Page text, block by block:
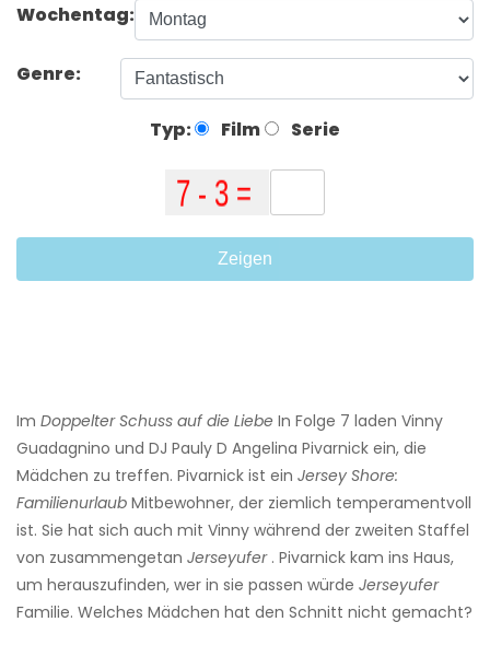
Wochentag:
Genre:
Typ: Film Serie
Zeigen
Im Doppelter Schuss auf die Liebe In Folge 7 laden Vinny
Guadagnino und DJ Pauly D Angelina Pivarnick ein, die
Mädchen zu treffen. Pivarnick ist ein Jersey Shore:
Familienurlaub Mitbewohner, der ziemlich temperamentvoll
ist. Sie hat sich auch mit Vinny während der zweiten Staffel
von zusammengetan Jerseyufer. Pivarnick kam ins Haus,
um herauszufinden, wer in sie passen würde Jerseyufer
Familie. Welches Mädchen hat den Schnitt nicht gemacht?